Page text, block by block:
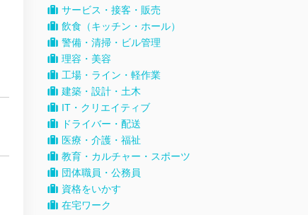
サービス・接客・販売
飲食（キッチン・ホール）
警備・清掃・ビル管理
理容・美容
工場・ライン・軽作業
建築・設計・土木
IT・クリエイティブ
ドライバー・配送
医療・介護・福祉
教育・カルチャー・スポーツ
団体職員・公務員
資格をいかす
在宅ワーク